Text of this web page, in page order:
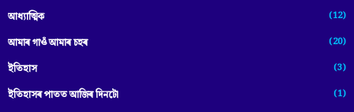
আধ্যাত্মিক (12)
আমাৰ গাওঁ আমাৰ চহৰ (20)
ইতিহাস (3)
ইতিহাসৰ পাতত আজিৰ দিনটো (1)